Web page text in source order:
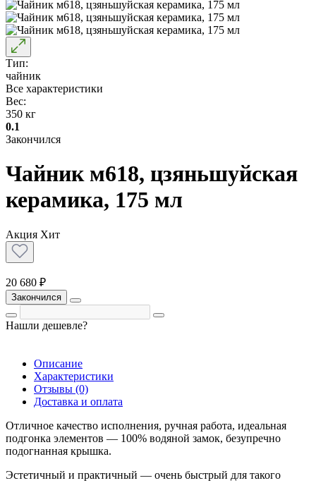
Тип:
чайник
Все характеристики
Вес:
350 кг
0.1
Закончился
Чайник м618, цзяньшуйская
керамика, 175 мл
Акция Хит
20 680 ₽
Закончился
Нашли дешевле?
Описание
Характеристики
Отзывы (0)
Доставка и оплата
Отличное качество исполнения, ручная работа, идеальная
подгонка элементов — 100% водяной замок, безупречно
подогнанная крышка.
Эстетичный и практичный — очень быстрый для такого